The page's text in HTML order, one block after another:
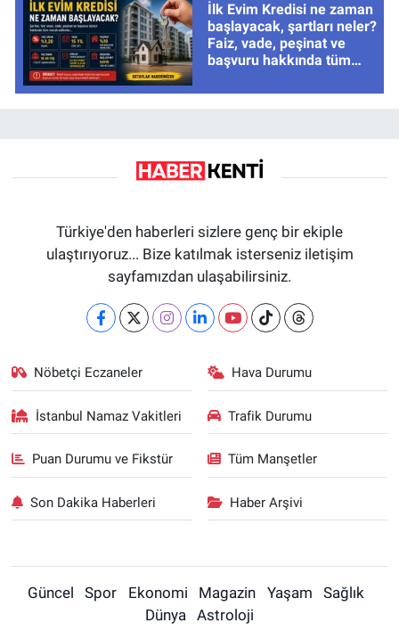
İlk Evim Kredisi ne zaman
başlayacak, şartları neler?
Faiz, vade, peşinat ve
başvuru hakkında tüm
Türkiye'den haberleri sizlere genç bir ekiple
ulaştırıyoruz... Bize katılmak isterseniz iletişim
sayfamızdan ulaşabilirsiniz.
Nöbetçi Eczaneler Hava Durumu
İstanbul Namaz Vakitleri Trafik Durumu
Puan Durumu ve Fikstür Tüm Manşetler
Son Dakika Haberleri Haber Arşivi
Güncel Spor Ekonomi Magazin Yaşam
Sağlık
Dünya
Astroloji